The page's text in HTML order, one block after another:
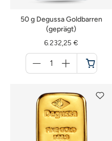
50 g Degussa Goldbarren
(geprägt)
6.232,25 €
für
Warenkorb